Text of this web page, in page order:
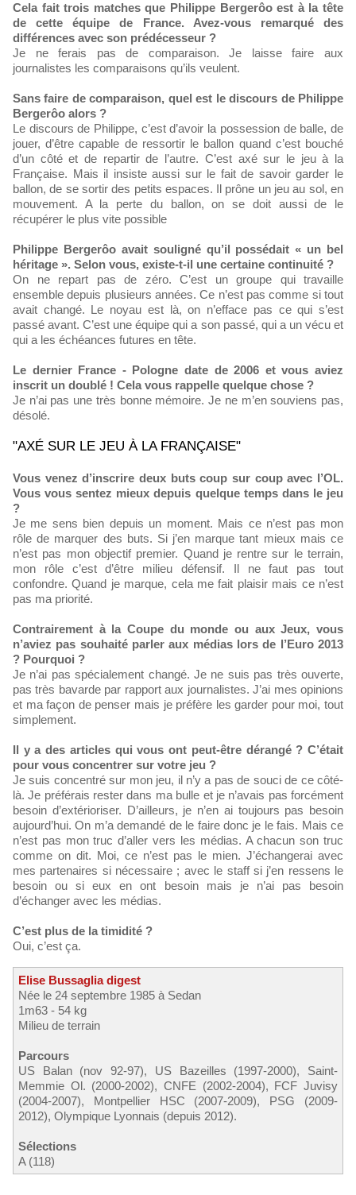
Cela fait trois matches que Philippe Bergerôo est à la tête
de cette équipe de France. Avez-vous remarqué des
différences avec son prédécesseur ?
Je ne ferais pas de comparaison. Je laisse faire aux
journalistes les comparaisons qu’ils veulent.
Sans faire de comparaison, quel est le discours de Philippe
Bergerôo alors ?
Le discours de Philippe, c’est d’avoir la possession de balle, de
jouer, d’être capable de ressortir le ballon quand c’est bouché
d’un côté et de repartir de l’autre. C’est axé sur le jeu à la
Française. Mais il insiste aussi sur le fait de savoir garder le
ballon, de se sortir des petits espaces. Il prône un jeu au sol, en
mouvement. A la perte du ballon, on se doit aussi de le
récupérer le plus vite possible
Philippe Bergerôo avait souligné qu’il possédait « un bel
héritage ». Selon vous, existe-t-il une certaine continuité ?
On ne repart pas de zéro. C’est un groupe qui travaille
ensemble depuis plusieurs années. Ce n’est pas comme si tout
avait changé. Le noyau est là, on n’efface pas ce qui s’est
passé avant. C’est une équipe qui a son passé, qui a un vécu et
qui a les échéances futures en tête.
Le dernier France - Pologne date de 2006 et vous aviez
inscrit un doublé ! Cela vous rappelle quelque chose ?
Je n’ai pas une très bonne mémoire. Je ne m’en souviens pas,
désolé.
"AXÉ SUR LE JEU À LA FRANÇAISE"
Vous venez d’inscrire deux buts coup sur coup avec l’OL.
Vous vous sentez mieux depuis quelque temps dans le jeu
?
Je me sens bien depuis un moment. Mais ce n’est pas mon
rôle de marquer des buts. Si j’en marque tant mieux mais ce
n’est pas mon objectif premier. Quand je rentre sur le terrain,
mon rôle c’est d’être milieu défensif. Il ne faut pas tout
confondre. Quand je marque, cela me fait plaisir mais ce n’est
pas ma priorité.
Contrairement à la Coupe du monde ou aux Jeux, vous
n’aviez pas souhaité parler aux médias lors de l’Euro 2013
? Pourquoi ?
Je n’ai pas spécialement changé. Je ne suis pas très ouverte,
pas très bavarde par rapport aux journalistes. J’ai mes opinions
et ma façon de penser mais je préfère les garder pour moi, tout
simplement.
Il y a des articles qui vous ont peut-être dérangé ? C’était
pour vous concentrer sur votre jeu ?
Je suis concentré sur mon jeu, il n’y a pas de souci de ce côté-
là. Je préférais rester dans ma bulle et je n’avais pas forcément
besoin d’extérioriser. D’ailleurs, je n’en ai toujours pas besoin
aujourd’hui. On m’a demandé de le faire donc je le fais. Mais ce
n’est pas mon truc d’aller vers les médias. A chacun son truc
comme on dit. Moi, ce n’est pas le mien. J’échangerai avec
mes partenaires si nécessaire ; avec le staff si j’en ressens le
besoin ou si eux en ont besoin mais je n’ai pas besoin
d’échanger avec les médias.
C’est plus de la timidité ?
Oui, c’est ça.
Elise Bussaglia digest
Née le 24 septembre 1985 à Sedan
1m63 - 54 kg
Milieu de terrain
Parcours
US Balan (nov 92-97), US Bazeilles (1997-2000), Saint-
Memmie Ol. (2000-2002), CNFE (2002-2004), FCF Juvisy
(2004-2007), Montpellier HSC (2007-2009), PSG (2009-
2012), Olympique Lyonnais (depuis 2012).
Sélections
A (118)